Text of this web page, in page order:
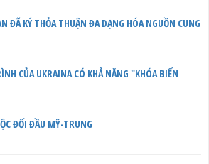
ĐÃ KÝ THỎA THUẬN ĐA DẠNG HÓA NGUỒN CUNG
CỦA UKRAINA CÓ KHẢ NĂNG "KHÓA BIỂN
ĐỐI ĐẦU MỸ-TRUNG